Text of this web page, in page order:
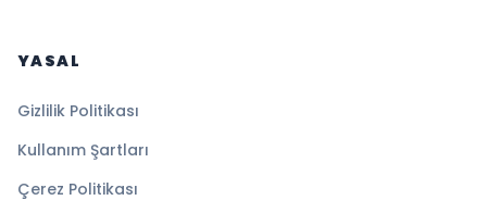
YASAL
Gizlilik Politikası
Kullanım Şartları
Çerez Politikası